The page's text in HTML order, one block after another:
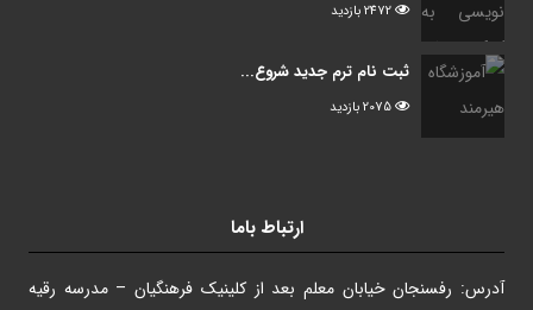
2472 بازدید
ثبت نام ترم جدید شروع...
2075 بازدید
ارتباط باما
آدرس: رفسنجان خیابان معلم بعد از کلینیک فرهنگیان – مدرسه رقیه